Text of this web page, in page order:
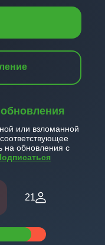
или взломанной
на обновления с
21